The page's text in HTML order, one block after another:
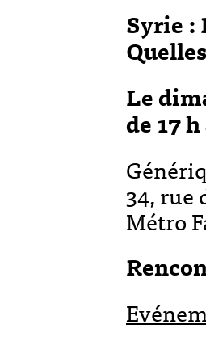
Syrie :
Le
de 17
34, rue
Métro